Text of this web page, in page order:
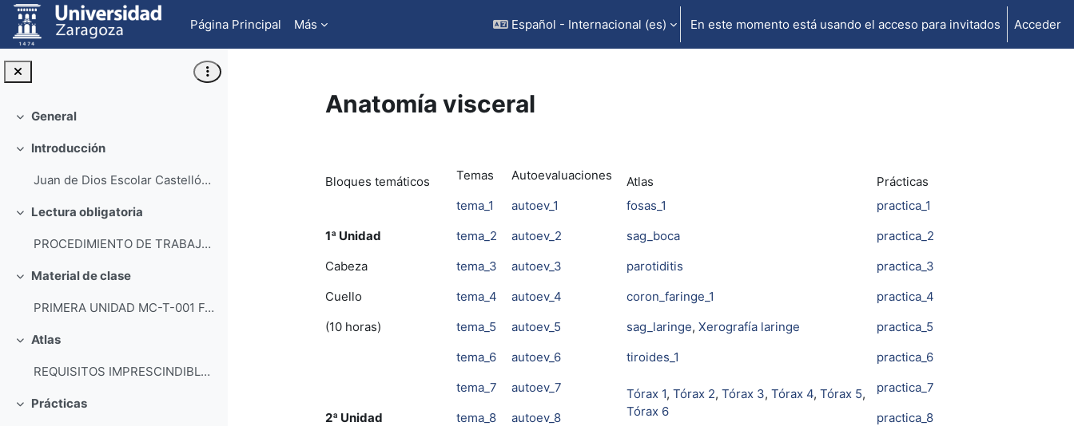
Salta al contenido principal
Página Principal
Más Español - Internacional ‎(es)‎ En este momento está usando el acceso para invitados Acceder
Colapsar
General
Colapsar
Introducción
Juan de Dios Escolar Castellón Ma...
Colapsar
Lectura obligatoria
PROCEDIMIENTO DE TRABAJO Nuestra propuesta ...
Colapsar
Material de clase
PRIMERA UNIDAD MC-T-001 Fosas nasales. (HTM) MC-...
Colapsar
Atlas
REQUISITOS IMPRESCINDIBLES PARA VER LOS ATLAS: - ...
Colapsar
Prácticas
Anatomía visceral
Bloques temáticos Temas Autoevaluaciones Atlas Prácticas
1ª Unidad
Cabeza
Cuello
(10 horas)
tema_1
tema_2
tema_3
tema_4
tema_5
tema_6
autoev_1
autoev_2
autoev_3
autoev_4
autoev_5
autoev_6
fosas_1
sag_boca
parotiditis
coron_faringe_1
sag_laringe, Xerografía laringe
tiroides_1
practica_1
practica_2
practica_3
practica_4
practica_5
practica_6
2ª Unidad
tema_7
tema_8
autoev_7
autoev_8
Tórax 1, Tórax 2, Tórax 3, Tórax 4, Tórax 5,
Tórax 6
practica_7
practica_8